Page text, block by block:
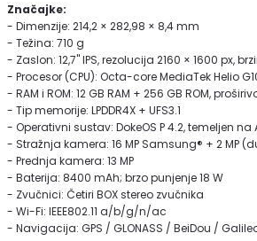
Značajke:
- Dimenzije: 214,2 × 282,98 × 8,4 mm
- Težina: 710 g
- Zaslon: 12,7" IPS, rezolucija 2160 × 1600 px,
- Procesor (CPU): Octa-core MediaTek Helio
- RAM i ROM: 12 GB RAM + 256 GB ROM,
- Tip memorije: LPDDR4X + UFS3.1
- Operativni sustav: DokeOS P 4.2, temeljen na
- Stražnja kamera: 16 MP Samsung® + 2 MP
- Prednja kamera: 13 MP
- Baterija: 8400 mAh; brzo punjenje 18 W
- Zvučnici: Četiri BOX stereo zvučnika
- Wi-Fi: IEEE802.11 a/b/g/n/ac
- Navigacija: GPS / GLONASS / BeiDou /